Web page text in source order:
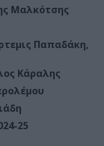
Μαλκότσης
Παπαδάκη,
Κάραλης
25